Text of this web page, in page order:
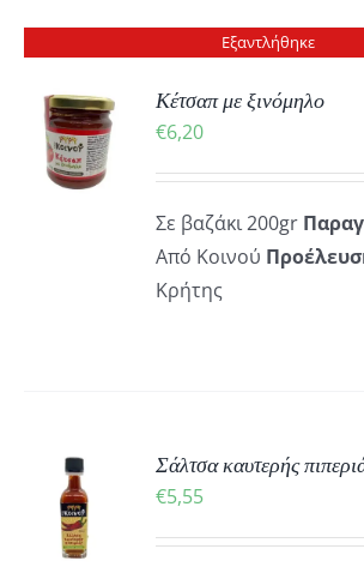
Εξαντλήθηκε
Κέτσαπ με ξινόμηλο
€6,20
Σε βαζάκι 200gr
Από Κοινού
Κρήτης
Σάλτσα καυτερής
€5,55